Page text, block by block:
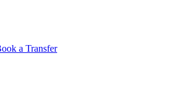
a Transfer